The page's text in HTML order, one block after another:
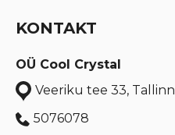
KONTAKT
OÜ Cool Crystal
Veeriku tee 33, Tallinn
5076078